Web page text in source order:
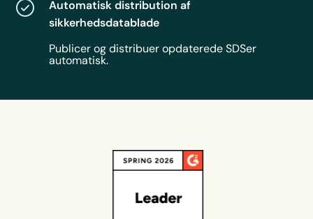
Automatisk distribution af
sikkerhedsdatablade
Publicer og distribuer opdaterede SDSer
automatisk.